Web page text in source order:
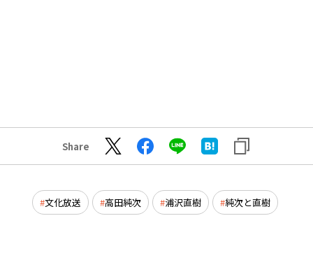
Share
文化放送 高田純次 浦沢直樹 純次と直樹